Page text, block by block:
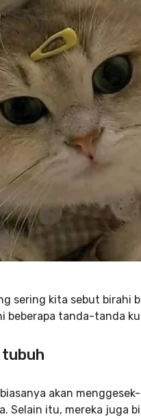
sering kita sebut birahi
tanda-tanda
tubuh
akan
Selain itu, mereka juga